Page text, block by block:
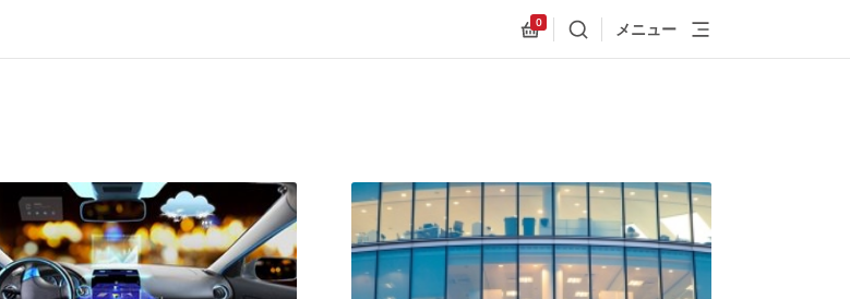
Allnex.GeneralResources.Cart
0
検索
メニュー